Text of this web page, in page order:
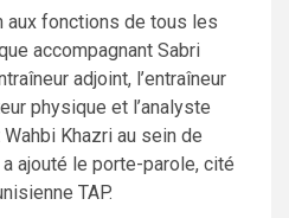
aux fonctions de tous les
accompagnant Sabri
adjoint, l’entraîneur
physique et l’analyste
Khazri au sein de
a ajouté le porte-parole, cité
TAP.